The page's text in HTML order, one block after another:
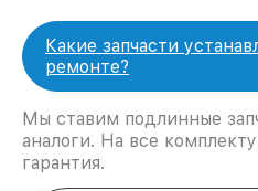
Какие запчасти
ремонте?
Мы ставим подлинные
аналоги. На все
гарантия.